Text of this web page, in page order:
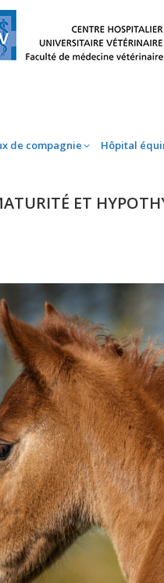
de compagnie Hôpital
ET
animaux de compagnie